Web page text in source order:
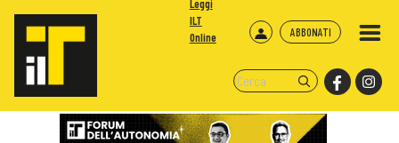
ABBONATI
Leggi
ILT
Online